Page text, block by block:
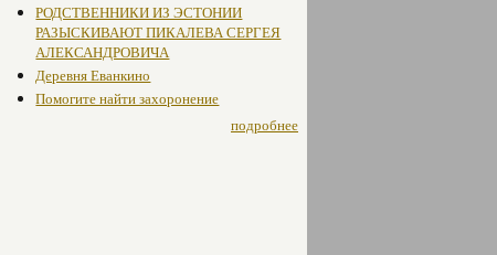
РОДСТВЕННИКИ ИЗ ЭСТОНИИ
РАЗЫСКИВАЮТ ПИКАЛЕВА СЕРГЕЯ
АЛЕКСАНДРОВИЧА
Деревня Еванкино
Помогите найти захоронение
подробнее